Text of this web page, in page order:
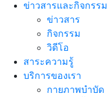
ข่าวสารและกิจกรรม
ข่าวสาร
กิจกรรม
วิดีโอ
สาระความรู้
บริการของเรา
กายภาพบำบัด